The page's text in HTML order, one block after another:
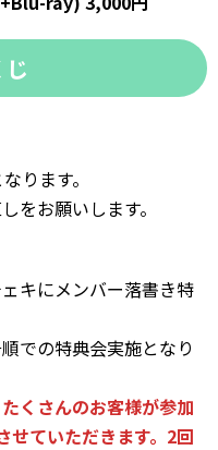
なります。
をお願いします。
キにメンバー落書き特
での特典会実施となり
くさんのお客様が参加
せていただきます。2回